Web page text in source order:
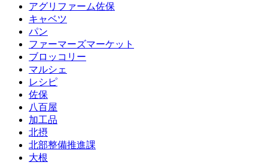
アグリファーム佐保
キャベツ
パン
ファーマーズマーケット
ブロッコリー
マルシェ
レシピ
佐保
八百屋
加工品
北摂
北部整備推進課
大根